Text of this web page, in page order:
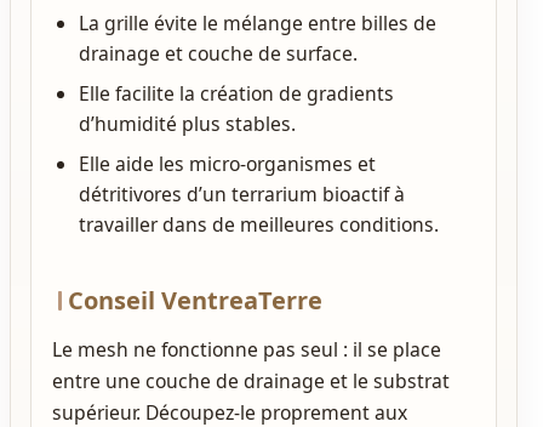
La grille évite le mélange entre billes de
drainage et couche de surface.
Elle facilite la création de gradients
d’humidité plus stables.
Elle aide les micro-organismes et
détritivores d’un terrarium bioactif à
travailler dans de meilleures conditions.
Conseil VentreaTerre
Le mesh ne fonctionne pas seul : il se place
entre une couche de drainage et le substrat
supérieur. Découpez-le proprement aux